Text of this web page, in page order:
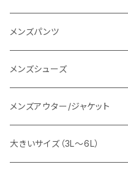
SY32 by SWEET YEARS
URBAN SQUARE
EDWIN
snow peak
カジュアルセットアップ
スラックス
ワイシャツ
シューズ
Tシャツ/カットソー
シャツ/ポロシャツ
パーカー/スウェット
ニット
メンズパンツ
デニムパンツ
イージーパンツ
スラックス
メンズシューズ
メンズアウター/ジャケット
ジャケット
大きいサイズ（3L～6L）